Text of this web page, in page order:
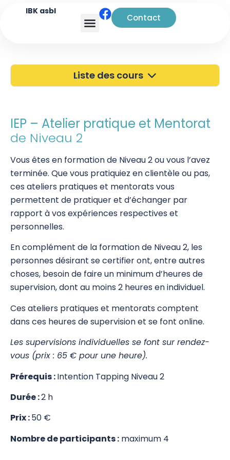
IBK asbl
Contact
Liste des cours
Portes Ouvertes
Atelier à Bruxelles
Découverte
Kinésiologie
Pratiques supervisées – Examens
EFT et Tapping
EFT
Picture Tapping Technique (PTT)
Intention Tapping/IEP
IT – Présentations découvertes gratuites –
Online
Intention Tapping Niveau 1
l’Intention Tapping (IEP) & les Techniques
Energétiques Provocatrices (PET) – Steve
Steve Wells
IEP – Atelier pratique et Mentorat
de Niveau 2
Vous êtes en formation de Niveau 2 ou vous l’avez
terminée. Que vous pratiquiez en clientèle ou pas,
ces ateliers pratiques et mentorats vous
permettent de pratiquer et d’échanger par
rapport à vos expériences respectives et
personnelles.
En complément de la formation de Niveau 2, les
personnes désirant se certifier ont, entre autres
choses, besoin de faire un minimum d’heures de
supervision, dont au moins 2 heures en individuel.
Ces ateliers pratiques et mentorats comptent
dans ces heures de supervision et se font online.
Les supervisions individuelles se font sur rendez-
vous (prix : 65 € pour une heure).
Prérequis :Intention Tapping Niveau 2
Durée :2 h
Prix :50 €
Nombre de participants : maximum 4